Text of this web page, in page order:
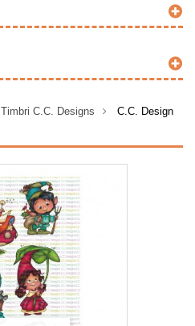
Timbri C.C. Designs >
C.C. Design